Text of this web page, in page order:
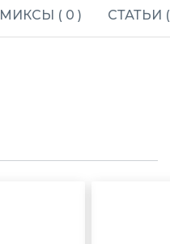
МИКСЫ ( 0 ) СТАТЬИ